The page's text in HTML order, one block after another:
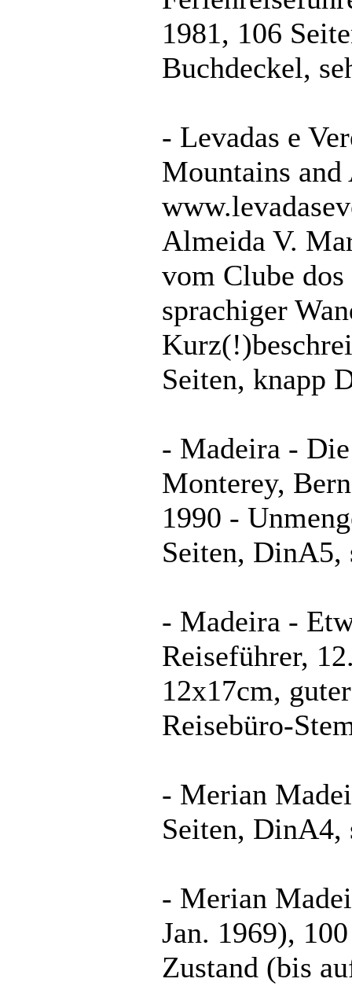
1981, 106
Buchdeckel,
- Levadas e
Mountains
Almeida V.
vom Clube
sprachiger
Seiten, knapp
- Madeira -
Monterey,
1990 -
Seiten, DinA5,
- Madeira -
Reiseführer,
12x17cm,
Reisebüro-
- Merian
Seiten, DinA4,
- Merian
Jan. 1969),
Zustand (bis